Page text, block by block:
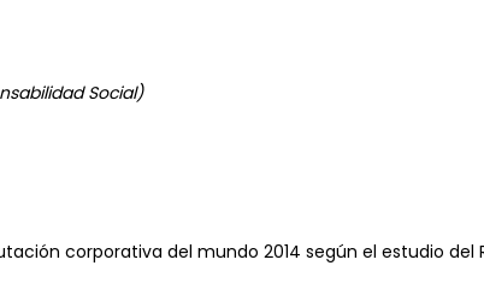
Social)
corporativa del mundo 2014 según el estudio del